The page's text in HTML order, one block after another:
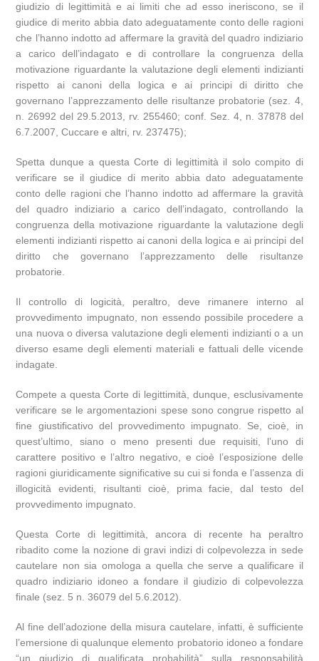
giudizio di legittimità e ai limiti che ad esso ineriscono, se il
giudice di merito abbia dato adeguatamente conto delle ragioni
che l’hanno indotto ad affermare la gravità del quadro indiziario
a carico dell’indagato e di controllare la congruenza della
motivazione riguardante la valutazione degli elementi indizianti
rispetto ai canoni della logica e ai principi di diritto che
governano l’apprezzamento delle risultanze probatorie (sez. 4,
n. 26992 del 29.5.2013, rv. 255460; conf. Sez. 4, n. 37878 del
6.7.2007, Cuccare e altri, rv. 237475);
Spetta dunque a questa Corte di legittimità il solo compito di
verificare se il giudice di merito abbia dato adeguatamente
conto delle ragioni che l’hanno indotto ad affermare la gravità
del quadro indiziario a carico dell’indagato, controllando la
congruenza della motivazione riguardante la valutazione degli
elementi indizianti rispetto ai canoni della logica e ai principi del
diritto che governano l’apprezzamento delle risultanze
probatorie.
Il controllo di logicità, peraltro, deve rimanere interno al
provvedimento impugnato, non essendo possibile procedere a
una nuova o diversa valutazione degli elementi indizianti o a un
diverso esame degli elementi materiali e fattuali delle vicende
indagate.
Compete a questa Corte di legittimità, dunque, esclusivamente
verificare se le argomentazioni spese sono congrue rispetto al
fine giustificativo del provvedimento impugnato. Se, cioè, in
quest’ultimo, siano o meno presenti due requisiti, l’uno di
carattere positivo e l’altro negativo, e cioè l’esposizione delle
ragioni giuridicamente significative su cui si fonda e l’assenza di
illogicità evidenti, risultanti cioè, prima facie, dal testo del
provvedimento impugnato.
Questa Corte di legittimità, ancora di recente ha peraltro
ribadito come la nozione di gravi indizi di colpevolezza in sede
cautelare non sia omologa a quella che serve a qualificare il
quadro indiziario idoneo a fondare il giudizio di colpevolezza
finale (sez. 5 n. 36079 del 5.6.2012).
Al fine dell’adozione della misura cautelare, infatti, è sufficiente
l’emersione di qualunque elemento probatorio idoneo a fondare
“un giudizio di qualificata probabilità” sulla responsabilità